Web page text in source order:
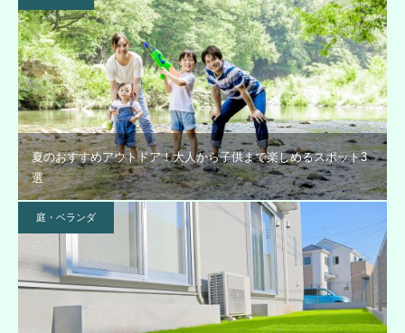
夏のおすすめアウトドア！大人から子供まで楽しめるスポット3
選
庭・ベランダ